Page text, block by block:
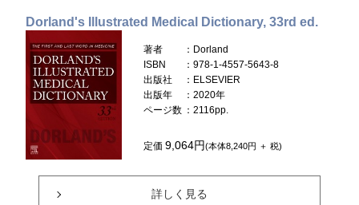
Dorland's Illustrated Medical Dictionary, 33rd ed.
著者
：Dorland
ISBN
：978-1-4557-5643-8
出版社
：ELSEVIER
出版年
：2020年
ページ数 ：2116pp.
定価9,064円(本体8,240円 ＋ 税)
詳しく見る